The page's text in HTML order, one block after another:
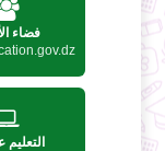
فضاء